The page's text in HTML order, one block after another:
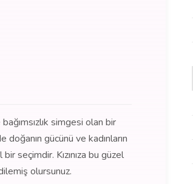
simgesi olan bir
gücünü ve kadınların
seçimdir. Kızınıza bu güzel
olursunuz.